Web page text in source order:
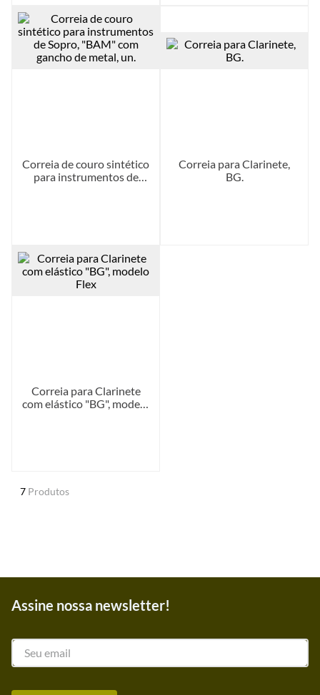
Ver mais detalhes
Correia de couro sintético
para instrumentos de
Produto
indisponível
Correia para Clarinete,
BG.
Correia para Clarinete
com elástico "BG", modelo
indisponível
7 Produtos
Assine nossa newsletter!